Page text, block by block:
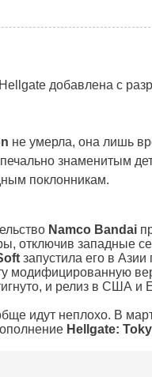
добавлена с
не умерла, она лишь
знаменитым
поклонникам.
Namco Bandai
отключив западные
запустила его в
модифицированную
и релиз в США и
идут неплохо. В
Hellgate: